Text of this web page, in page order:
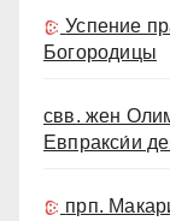
Успение
Богородицы
свв. жен
Евпракси́и
прп.